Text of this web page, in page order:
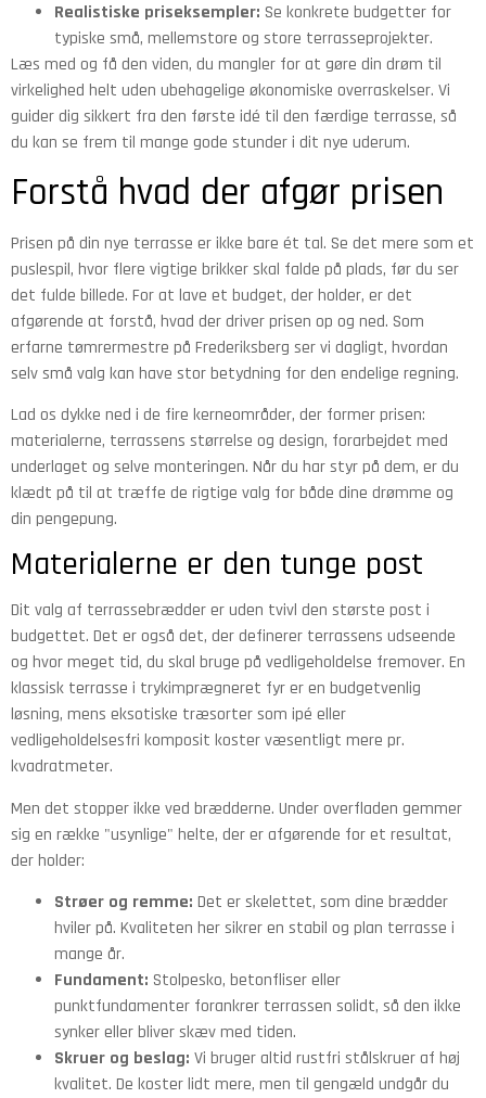
Realistiske priseksempler: Se konkrete budgetter for
typiske små, mellemstore og store terrasseprojekter.
Læs med og få den viden, du mangler for at gøre din drøm til
virkelighed helt uden ubehagelige økonomiske overraskelser. Vi
guider dig sikkert fra den første idé til den færdige terrasse, så
du kan se frem til mange gode stunder i dit nye uderum.
Forstå hvad der afgør prisen
Prisen på din nye terrasse er ikke bare ét tal. Se det mere som et
puslespil, hvor flere vigtige brikker skal falde på plads, før du ser
det fulde billede. For at lave et budget, der holder, er det
afgørende at forstå, hvad der driver prisen op og ned. Som
erfarne tømrermestre på Frederiksberg ser vi dagligt, hvordan
selv små valg kan have stor betydning for den endelige regning.
Lad os dykke ned i de fire kerneområder, der former prisen:
materialerne, terrassens størrelse og design, forarbejdet med
underlaget og selve monteringen. Når du har styr på dem, er du
klædt på til at træffe de rigtige valg for både dine drømme og
din pengepung.
Materialerne er den tunge post
Dit valg af terrassebrædder er uden tvivl den største post i
budgettet. Det er også det, der definerer terrassens udseende
og hvor meget tid, du skal bruge på vedligeholdelse fremover. En
klassisk terrasse i trykimprægneret fyr er en budgetvenlig
løsning, mens eksotiske træsorter som ipé eller
vedligeholdelsesfri komposit koster væsentligt mere pr.
kvadratmeter.
Men det stopper ikke ved brædderne. Under overfladen gemmer
sig en række "usynlige" helte, der er afgørende for et resultat,
der holder:
Strøer og remme: Det er skelettet, som dine brædder
hviler på. Kvaliteten her sikrer en stabil og plan terrasse i
mange år.
Fundament: Stolpesko, betonfliser eller
punktfundamenter forankrer terrassen solidt, så den ikke
synker eller bliver skæv med tiden.
Skruer og beslag: Vi bruger altid rustfri stålskruer af høj
kvalitet. De koster lidt mere, men til gengæld undgår du